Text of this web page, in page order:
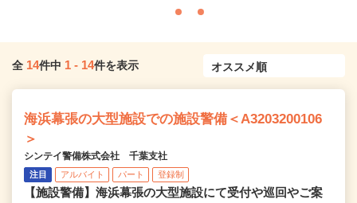
全 14件中 1 - 14件を表示
海浜幕張の大型施設での施設警備＜A3203200106
＞
シンテイ警備株式会社 千葉支社
注目 アルバイト パート 登録制
【施設警備】海浜幕張の大型施設にて受付や巡回やご案